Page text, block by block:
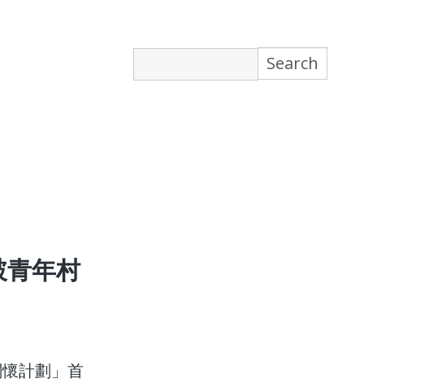
年村
計劃」首
for: